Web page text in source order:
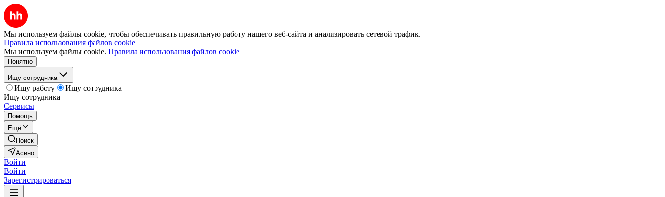
Мы используем файлы cookie, чтобы обеспечивать правильную работу нашего веб-сайта и анализировать сетевой трафик.
Правила использования файлов cookie
Мы используем файлы cookie. Правила использования файлов cookie
Понятно
Ищу сотрудника
Ищу работу
Ищу сотрудника
Ищу сотрудника
Сервисы
Помощь
Ещё
Поиск
Асино
Войти
Войти
Зарегистрироваться